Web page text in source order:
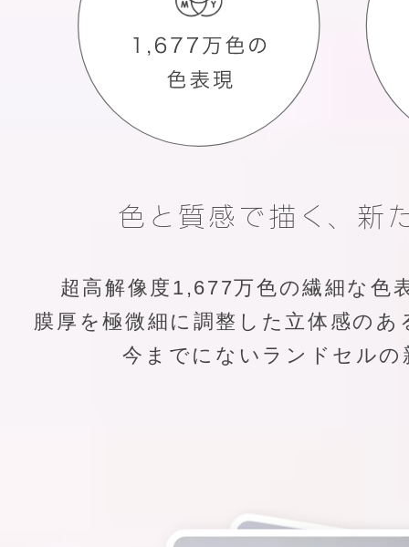
色と質感で描く、新
超高解像度1,677万色の繊細な色
膜厚を極微細に調整した立体感の
今までにないランドセルの